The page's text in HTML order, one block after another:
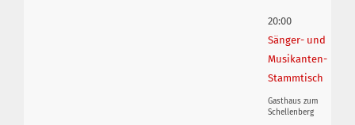
20:00
Sänger- und
Musikanten-
Stammtisch
Gasthaus zum
Schellenberg